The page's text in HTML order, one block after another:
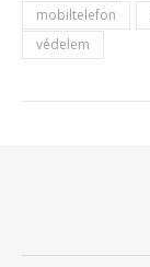
mobiltelefon
védelem